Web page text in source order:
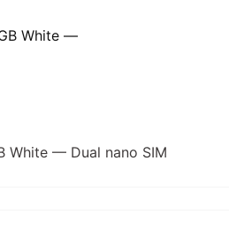
White — Dual nano SIM